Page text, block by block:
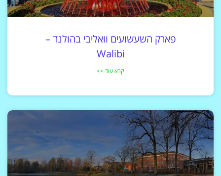
פארק השעשועים וואליבי בהולנד –
Walibi
קרא עוד >>